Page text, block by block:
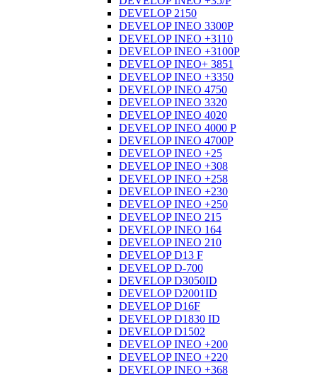
DEVELOP 2150
DEVELOP INEO 3300P
DEVELOP INEO +3110
DEVELOP INEO +3100P
DEVELOP INEO+ 3851
DEVELOP INEO +3350
DEVELOP INEO 4750
DEVELOP INEO 3320
DEVELOP INEO 4020
DEVELOP INEO 4000 P
DEVELOP INEO 4700P
DEVELOP INEO +25
DEVELOP INEO +308
DEVELOP INEO +258
DEVELOP INEO +230
DEVELOP INEO +250
DEVELOP INEO 215
DEVELOP INEO 164
DEVELOP INEO 210
DEVELOP D13 F
DEVELOP D-700
DEVELOP D3050ID
DEVELOP D2001ID
DEVELOP D16F
DEVELOP D1830 ID
DEVELOP D1502
DEVELOP INEO +200
DEVELOP INEO +220
DEVELOP INEO +368